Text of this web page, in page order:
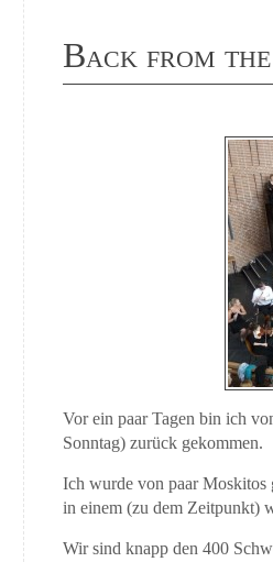
Back from
Vor ein paar Tagen bin ich
Sonntag) zurück gekommen.
Ich wurde von paar Moskitos
in einem (zu dem Zeitpunkt)
Wir sind knapp den 400